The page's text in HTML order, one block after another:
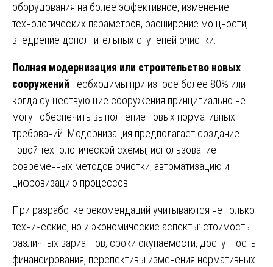
оборудования на более эффективное, изменение
технологических параметров, расширение мощности,
внедрение дополнительных ступеней очистки.
Полная модернизация или строительство новых
сооружений необходимы при износе более 80% или
когда существующие сооружения принципиально не
могут обеспечить выполнение новых нормативных
требований. Модернизация предполагает создание
новой технологической схемы, использование
современных методов очистки, автоматизацию и
цифровизацию процессов.
При разработке рекомендаций учитываются не только
технические, но и экономические аспекты: стоимость
различных вариантов, сроки окупаемости, доступность
финансирования, перспективы изменения нормативных